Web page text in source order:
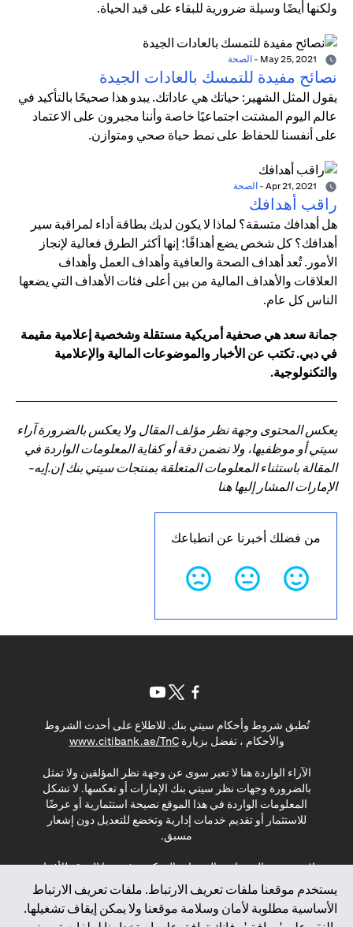
ولكنها أيضًا وسيلة ضرورية للبقاء على قيد الحياة.
- الصحة
نصائح مفيدة للتمسك بالعادات الجيدة
يقول المثل الشهير: حياتك هي عاداتك. يبدو هذا صحيحًا بالتأكيد في
عالم اليوم المشتت اجتماعيًا خاصة وأننا مجبرون على الاعتماد
على أنفسنا للحفاظ على نمط حياة صحي ومتوازن.
- الصحة
راقب أهدافك
هل أهدافك متسقة؟ لماذا لا يكون لديك بطاقة أداء لمراقبة سير
أهدافك؟ كل شخص يضع أهدافًا؛ إنها أكثر الطرق فعالية لإنجاز
الأمور. تُعد أهداف الصحة والعافية وأهداف العمل وأهداف
العلاقات والأهداف المالية من بين أعلى فئات الأهداف التي يضعها
الناس كل عام.
جمانة سعد هي صحفية أمريكية مستقلة وشخصية إعلامية مقيمة
في دبي. تكتب عن الأخبار والموضوعات المالية والإعلامية
والتكنولوجية.
يعكس المحتوى وجهة نظر مؤلف المقال ولا يعكس بالضرورة آراء
سيتي أو موظفيها، ولا نضمن دقة أو كفاية المعلومات الواردة في
المقالة باستثناء المعلومات المتعلقة بمنتجات سيتي بنك إن.إيه-
الإمارات المشار إليها هنا
من فضلك أخبرنا عن انطباعك
يستخدم موقعنا ملفات تعريف الارتباط. ملفات تعريف الارتباط
الأساسية مطلوبة لأمان وسلامة موقعنا ولا يمكن إيقاف تشغيلها.
تُطبق شروط وأحكام سيتي بنك. للاطلاع على أحدث الشروط
والأحكام ، تفضل بزيارةwww.citibank.ae/TnC
(opens in a new tab)
الآراء الواردة هنا لا تعبر سوى عن وجهة نظر المؤلفين ولا تمثل
بالضرورة وجهات نظر سيتي بنك الإمارات أو تعكسها. لا تشكل
المعلومات الواردة في هذا الموقع نصيحة استثمارية أو عرضًا
للاستثمار أو تقديم خدمات إدارية وتخضع للتعديل دون إشعار
مسبق.
لا يتم تقديم المنتجات والخدمات المذكورة في هذا الموقع للأفراد
المقيمين في الاتحاد الأوروبي أو المنطقة الاقتصادية الأوروبية أو
سويسرا أو غيرنسي أو جيرسي أو موناكو أو سان مارينو أو
الفاتيكان أو جزيرة مان أو المملكة المتحدة أو خصوصية البيانات